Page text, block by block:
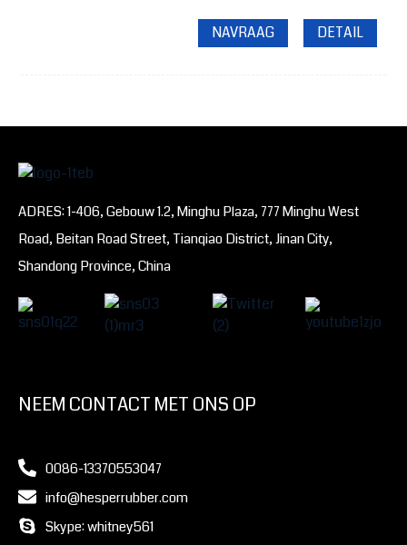
NAVRAAG DETAIL
ADRES: 1-406, Gebouw 1.2, Minghu Plaza, 777 Minghu West
Road, Beitan Road Street, Tianqiao District, Jinan City,
Shandong Province, China
NEEM CONTACT MET ONS OP
0086-13370553047
info@hesperrubber.com
Skype: whitney561